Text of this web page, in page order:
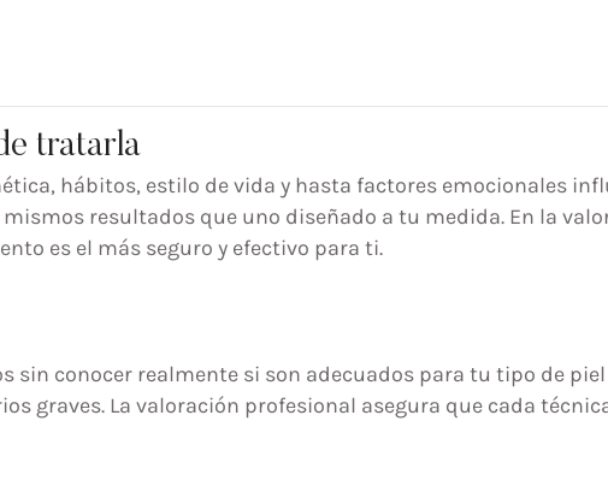
tratarla
hábitos, estilo de vida y hasta factores emocionales
resultados que uno diseñado a tu medida. En la
es el más seguro y efectivo para ti.
sin conocer realmente si son adecuados para tu tipo de
graves. La valoración profesional asegura que cada